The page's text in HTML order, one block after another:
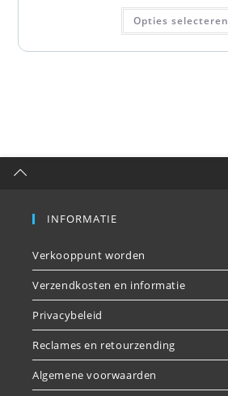
Opties selecteren
INFORMATIE
Verkooppunt worden
Verzendkosten en informatie
Privacybeleid
Reclames en retourzending
Algemene voorwaarden